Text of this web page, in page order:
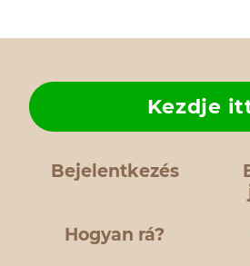
Bejelentkezés
Hogyan rá?
Kezdje